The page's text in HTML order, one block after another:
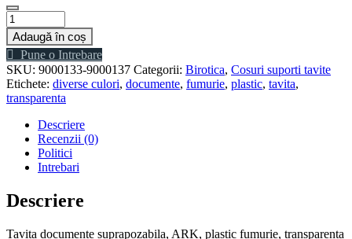
Cantitate
Tavita
documente
suprapozabila,
ARK,
plastic
fumurie,
Adaugă în coș
Pune o Intrebare
SKU: 9000133-9000137 Categorii: Birotica, Cosuri suporti tavite
Etichete: diverse culori, documente, fumurie, plastic, tavita,
transparenta
Descriere
Recenzii (0)
Politici
Intrebari
Descriere
Tavita documente suprapozabila, ARK, plastic fumurie, transparenta